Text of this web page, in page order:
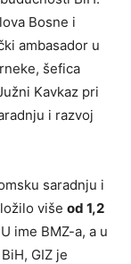
Bosne i
ambasador u
šefica
Kavkaz pri
i razvoj
saradnju i
više od 1,2
ime BMZ-a, a u
GIZ je